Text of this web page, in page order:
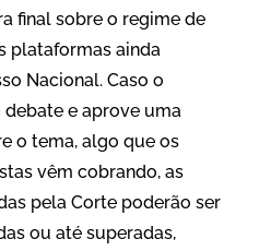
final sobre o regime de
plataformas ainda
Nacional. Caso o
e aprove uma
o tema, algo que os
vêm cobrando, as
pela Corte poderão ser
ou até superadas,